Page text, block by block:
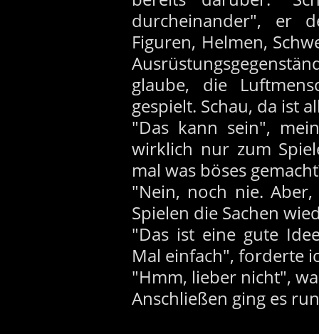
durcheinander", er
Figuren, Helmen,
glaube, die
gespielt. Schau, da ist
"Das kann sein",
wirklich nur zum
mal was böses
"Nein, noch nie.
Spielen die Sachen
"Das ist eine gute
Mal einfach", forderte
"Hmm, lieber nicht",
Anschließen ging es